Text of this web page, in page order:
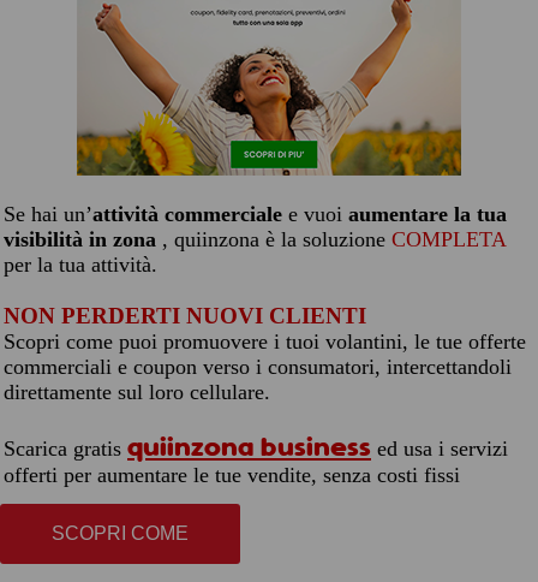
Se hai un’attività commerciale e vuoi aumentare la tua
visibilità in zona , quiinzona è la soluzione COMPLETA
per la tua attività.
NON PERDERTI NUOVI CLIENTI
Scopri come puoi promuovere i tuoi volantini, le tue offerte
commerciali e coupon verso i consumatori, intercettandoli
direttamente sul loro cellulare.
Scarica gratis quiinzona business ed usa i servizi
offerti per aumentare le tue vendite, senza costi fissi
SCOPRI COME